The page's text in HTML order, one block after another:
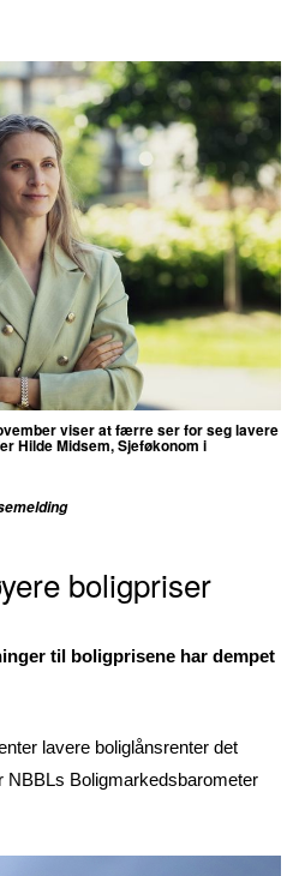
viser at færre ser for seg lavere
Hilde Midsem, Sjeføkonom i
boligpriser
til boligprisene har dempet
lavere boliglånsrenter det
NBBLs Boligmarkedsbarometer